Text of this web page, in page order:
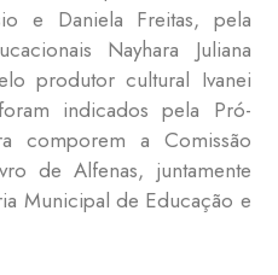
e Daniela Freitas, pela
Nayhara Juliana
produtor cultural Ivanei
indicados pela Pró-
comporem a Comissão
de Alfenas, juntamente
Municipal de Educação e